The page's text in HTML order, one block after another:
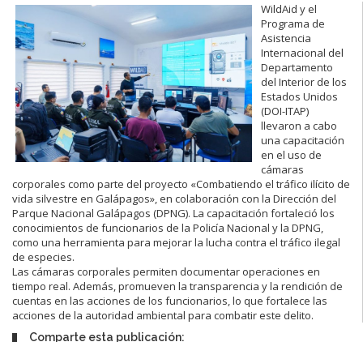
WildAid y el
Programa de
Asistencia
Internacional del
Departamento
del Interior de los
Estados Unidos
(DOI-ITAP)
llevaron a cabo
una capacitación
en el uso de
cámaras
corporales como parte del proyecto «Combatiendo el tráfico ilícito de
vida silvestre en Galápagos», en colaboración con la Dirección del
Parque Nacional Galápagos (DPNG). La capacitación fortaleció los
conocimientos de funcionarios de la Policía Nacional y la DPNG,
como una herramienta para mejorar la lucha contra el tráfico ilegal
de especies.
Las cámaras corporales permiten documentar operaciones en
tiempo real. Además, promueven la transparencia y la rendición de
cuentas en las acciones de los funcionarios, lo que fortalece las
acciones de la autoridad ambiental para combatir este delito.
Comparte esta publicación: